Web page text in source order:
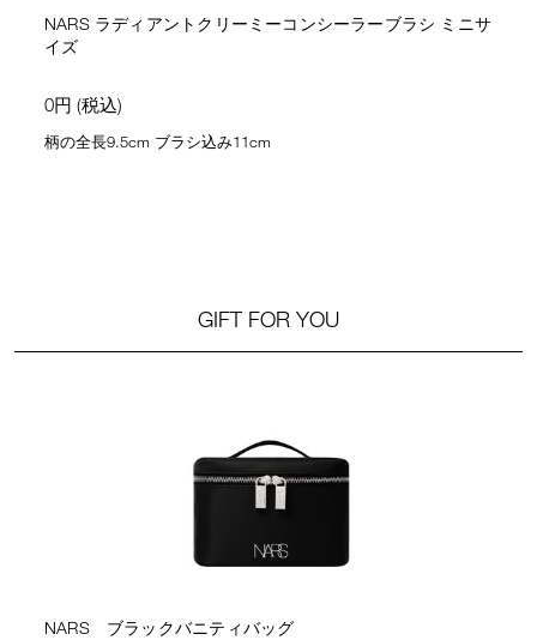
NARS ラディアントクリーミーコンシーラーブラシ ミニサ
イズ
0円 (税込)
柄の全長9.5cm ブラシ込み11cm
GIFT FOR YOU
NARS ブラックバニティバッグ